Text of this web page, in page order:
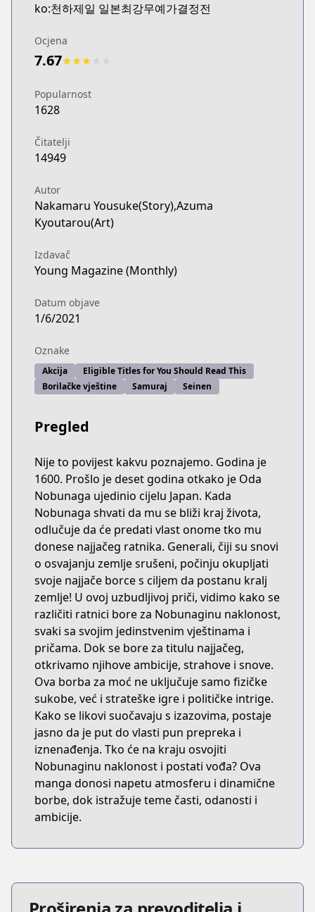
ko:천하제일 일본최강무예가결정전
Ocjena
7.67★★★
Popularnost
1628
Čitatelji
14949
Autor
Nakamaru Yousuke(Story),Azuma
Kyoutarou(Art)
Izdavač
Young Magazine (Monthly)
Datum objave
1/6/2021
Oznake
Akcija
Eligible Titles for You Should Read This
Borilačke vještine
Samuraj Seinen
Pregled
Nije to povijest kakvu poznajemo. Godina je
1600. Prošlo je deset godina otkako je Oda
Nobunaga ujedinio cijelu Japan. Kada
Nobunaga shvati da mu se bliži kraj života,
odlučuje da će predati vlast onome tko mu
donese najjačeg ratnika. Generali, čiji su snovi
o osvajanju zemlje srušeni, počinju okupljati
svoje najjače borce s ciljem da postanu kralj
zemlje! U ovoj uzbudljivoj priči, vidimo kako se
različiti ratnici bore za Nobunaginu naklonost,
svaki sa svojim jedinstvenim vještinama i
pričama. Dok se bore za titulu najjačeg,
otkrivamo njihove ambicije, strahove i snove.
Ova borba za moć ne uključuje samo fizičke
sukobe, već i strateške igre i političke intrige.
Kako se likovi suočavaju s izazovima, postaje
jasno da je put do vlasti pun prepreka i
iznenađenja. Tko će na kraju osvojiti
Nobunaginu naklonost i postati vođa? Ova
manga donosi napetu atmosferu i dinamične
borbe, dok istražuje teme časti, odanosti i
ambicije.